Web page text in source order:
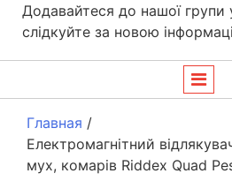
Додавайтеся до нашої групи
слідкуйте за новою
Главная /
Електромагнітний
мух, комарів Riddex Quad